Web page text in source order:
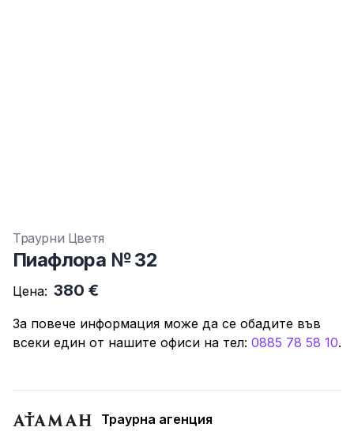
Траурни Цветя
Пиафлора № 32
Цена: 380 €
За повече информация може да се обадите във
всеки един от нашите офиси нa тeл: 0885 78 58 10.
Траурна агенция